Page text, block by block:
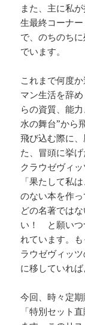
また、主に私
生最終コーナ
で、のちのち
でいます。
これまで何度
マン生活を辞
らの資質、能
水の舞台”から
飛び込む際に
た、冒頭に挙
クラウゼヴィ
「果たして私
のない本を作
どの名著では
い！ と願いつ
れています。
ラウゼヴィッ
に移していれ
今回、時々定
「特別セット